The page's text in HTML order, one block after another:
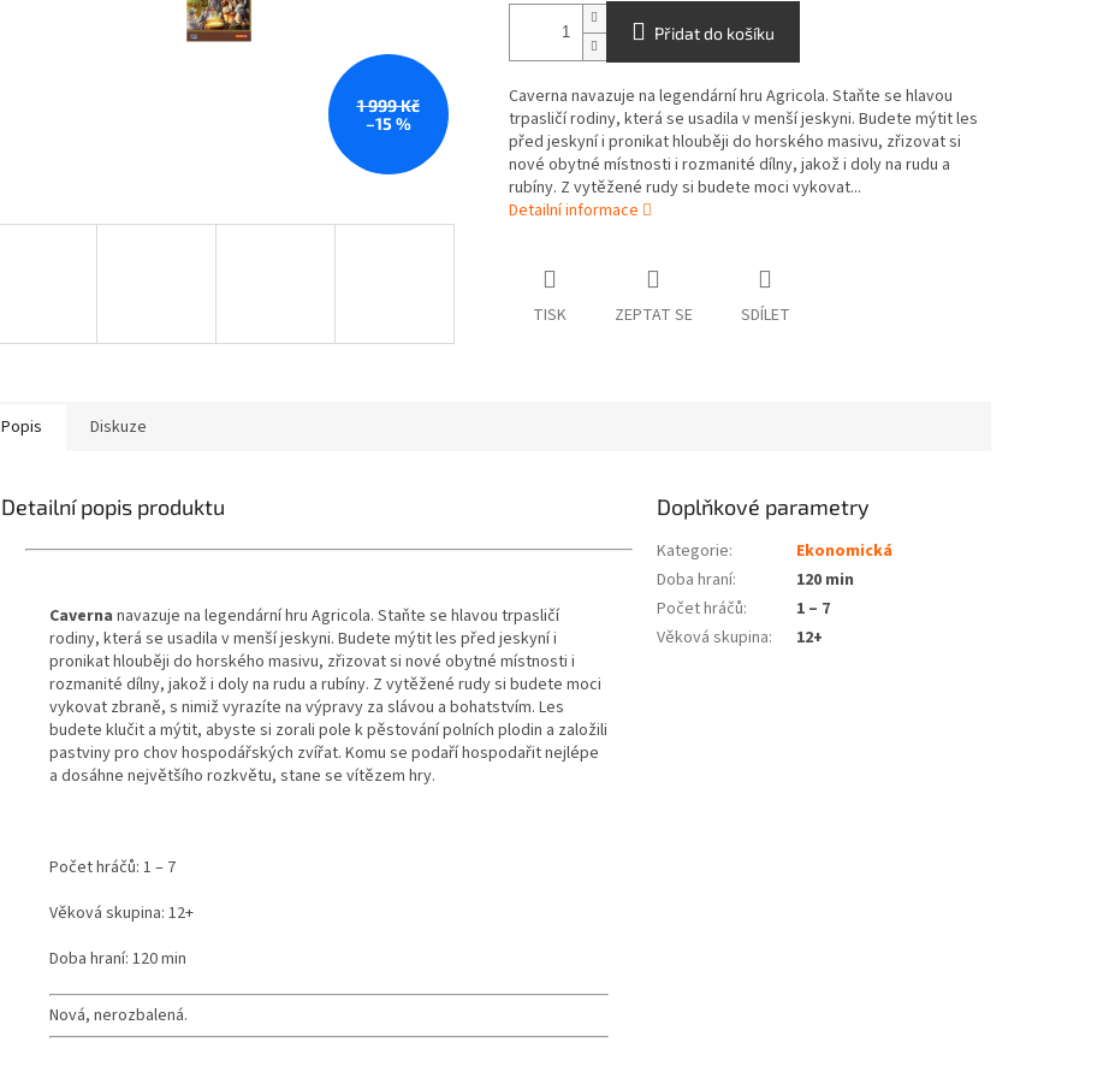
1 999 Kč
–15 %
Přidat do košíku
Caverna navazuje na legendární hru Agricola. Staňte se hlavou
trpasličí rodiny, která se usadila v menší jeskyni. Budete mýtit les
před jeskyní i pronikat hlouběji do horského masivu, zřizovat si
nové obytné místnosti i rozmanité dílny, jakož i doly na rudu a
rubíny. Z vytěžené rudy si budete moci vykovat...
Detailní informace
TISK ZEPTAT SE SDÍLET
Popis Diskuze
Detailní popis produktu
Caverna navazuje na legendární hru Agricola. Staňte se hlavou trpasličí
rodiny, která se usadila v menší jeskyni. Budete mýtit les před jeskyní i
pronikat hlouběji do horského masivu, zřizovat si nové obytné místnosti i
rozmanité dílny, jakož i doly na rudu a rubíny. Z vytěžené rudy si budete moci
vykovat zbraně, s nimiž vyrazíte na výpravy za slávou a bohatstvím. Les
budete klučit a mýtit, abyste si zorali pole k pěstování polních plodin a založili
pastviny pro chov hospodářských zvířat. Komu se podaří hospodařit nejlépe
a dosáhne největšího rozkvětu, stane se vítězem hry.
Počet hráčů: 1 – 7
Věková skupina: 12+
Doba hraní: 120 min
Nová, nerozbalená.
Doplňkové parametry
Kategorie:
Ekonomická
Doba hraní:
120 min
Počet hráčů:
1 – 7
Věková skupina: 12+